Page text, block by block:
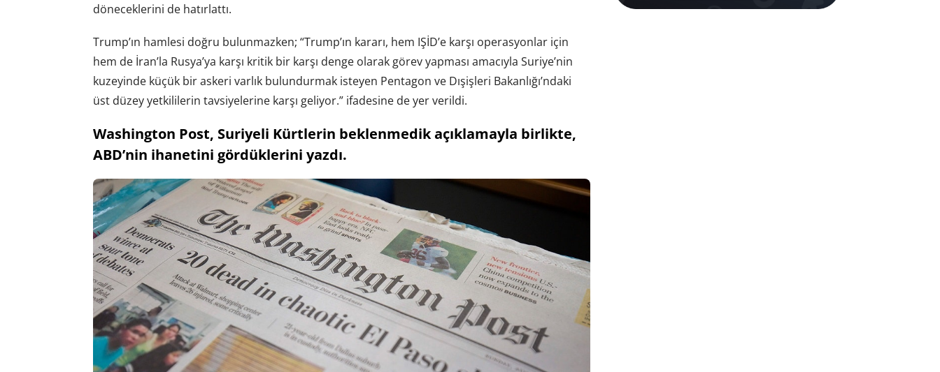
döneceklerini de hatırlattı.
Trump’ın hamlesi doğru bulunmazken; “Trump’ın kararı, hem IŞİD’e karşı operasyonlar için
hem de İran’la Rusya’ya karşı kritik bir karşı denge olarak görev yapması amacıyla Suriye’nin
kuzeyinde küçük bir askeri varlık bulundurmak isteyen Pentagon ve Dışişleri Bakanlığı’ndaki
üst düzey yetkililerin tavsiyelerine karşı geliyor.” ifadesine de yer verildi.
Washington Post, Suriyeli Kürtlerin beklenmedik açıklamayla birlikte,
ABD’nin ihanetini gördüklerini yazdı.